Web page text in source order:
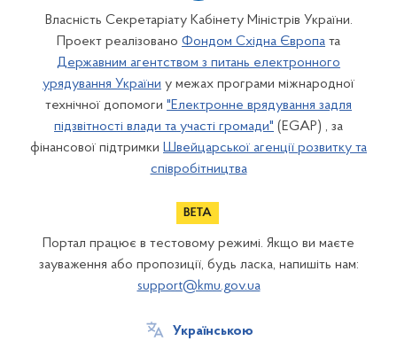
Власність Секретаріату Кабінету Міністрів України.
Проект реалізовано Фондом Східна Європа та
Державним агентством з питань електронного
урядування України у межах програми міжнародної
технічної допомоги "Електронне врядування задля
підзвітності влади та участі громади" (EGAP) , за
фінансової підтримки Швейцарської агенції розвитку та
співробітництва
Портал працює в тестовому режимі. Якщо ви маєте
зауваження або пропозиції, будь ласка, напишіть нам:
support@kmu.gov.ua
Українською